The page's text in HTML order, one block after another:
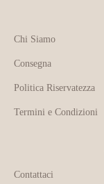
Chi Siamo
Consegna
Politica Riservatezza
Termini e Condizioni
Contattaci